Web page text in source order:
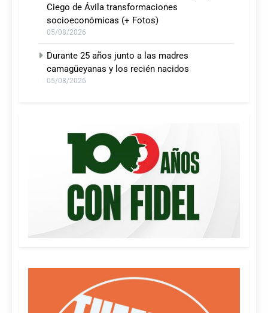
Ciego de Ávila transformaciones
socioeconómicas (+ Fotos)
05/08/2026
Durante 25 años junto a las madres
camagüeyanas y los recién nacidos
05/08/2026